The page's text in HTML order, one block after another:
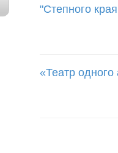
"Степного
«Театр одного